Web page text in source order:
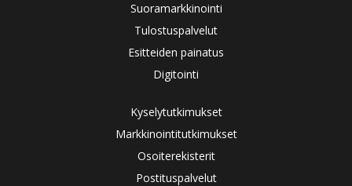
Suoramarkkinointi
Tulostuspalvelut
Esitteiden painatus
Digitointi
Kyselytutkimukset
Markkinointitutkimukset
Osoiterekisterit
Postituspalvelut